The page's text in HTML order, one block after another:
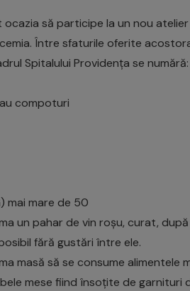
să participe la un nou
Între sfaturile oferite
Spitalului Providența se numără:
compoturi
mai mare de 50
un pahar de vin roșu, curat,
fără gustări între ele.
masă să se consume alimentele
mese fiind însoțite de garnituri